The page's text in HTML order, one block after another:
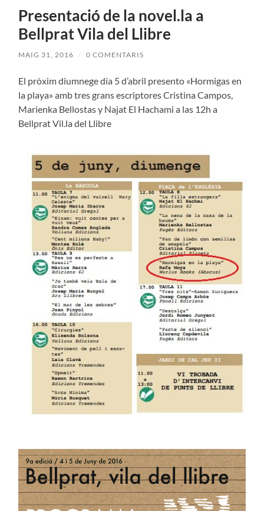
Presentació de la novel.la a
Bellprat Vila del Llibre
MAIG 31, 2016 / 0 COMENTARIS
El pròxim diumnege día 5 d’abril presento «Hormigas en
la playa» amb tres grans escriptores Cristina Campos,
Marienka Bellostas y Najat El Hachami a las 12h a
Bellprat Vil.la del Llibre